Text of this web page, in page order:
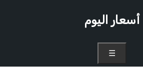
أسعار اليوم